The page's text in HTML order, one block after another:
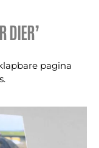
DIER’
pagina